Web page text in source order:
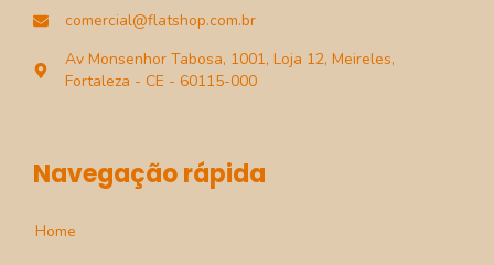
comercial@flatshop.com.br
Av Monsenhor Tabosa, 1001, Loja 12, Meireles,
Fortaleza - CE - 60115-000
Navegação rápida
Home